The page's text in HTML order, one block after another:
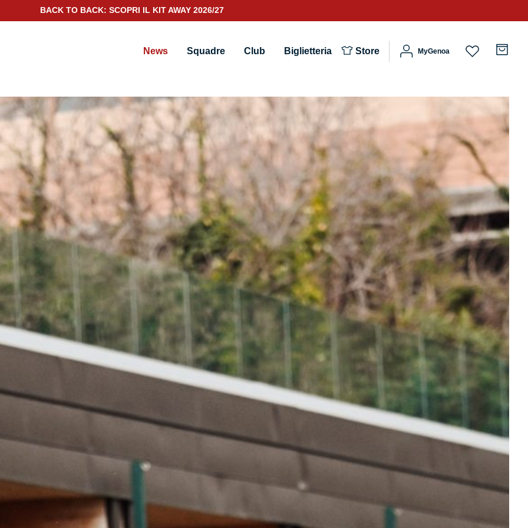
SCOPRI IL NUOVO KIT PORTIERE 2026/27
News Squadre Club Biglietteria Store MyGenoa